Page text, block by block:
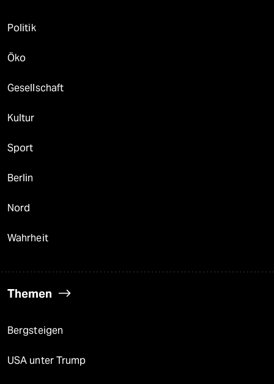
Politik
Öko
Gesellschaft
Kultur
Sport
Berlin
Nord
Wahrheit
Themen
Bergsteigen
USA unter Trump